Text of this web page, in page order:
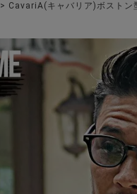
CavariA(キャバリア)ボストン